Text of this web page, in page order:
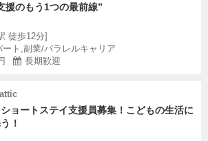
援のもう1つの最前線”
徒歩12分]
ト,副業/パラレルキャリア
長期歓迎
ョートステイ支援員募集！こどもの生活に
！